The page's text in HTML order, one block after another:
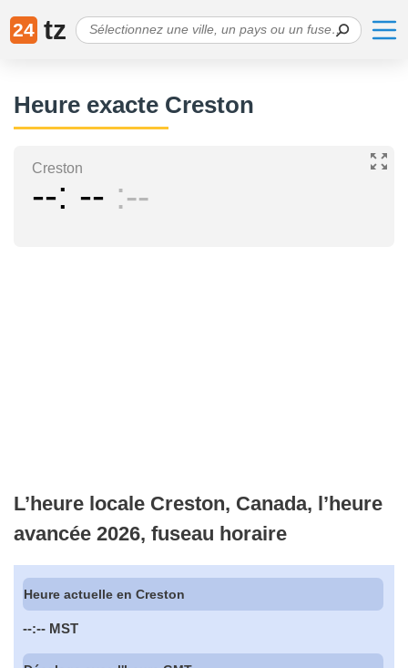
24 tz
Heure exacte Creston
Creston
-- -- --
L’heure locale Creston, Canada, l’heure
avancée 2026, fuseau horaire
Heure actuelle en Creston
--:-- MST